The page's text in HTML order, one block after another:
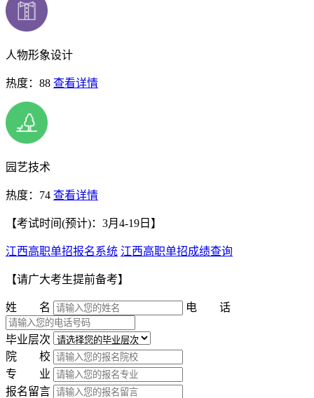
人物形象设计
热度：88 查看详情
园艺技术
热度：74 查看详情
【考试时间(预计)：3月4-19日】
江西高职单招报名系统 江西高职单招成绩查询
【请广大考生提前备考】
姓 名 电 话
毕业层次
院 校
专 业
报名留言